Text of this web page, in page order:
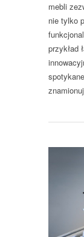
mebli
nie tylko
przykład